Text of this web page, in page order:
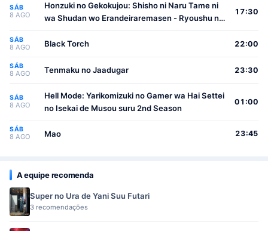
SÁB
8 AGO
Honzuki no Gekokujou: Shisho ni Naru Tame ni
wa Shudan wo Erandeiraremasen - Ryoushu no
17:30
SÁB
8 AGO Black Torch 22:00
SÁB
8 AGO Tenmaku no Jaadugar 23:30
SÁB
8 AGO
Hell Mode: Yarikomizuki no Gamer wa Hai Settei
no Isekai de Musou suru 2nd Season
01:00
SÁB
8 AGO Mao 23:45
A equipe recomenda
Super no Ura de Yani Suu Futari
3 recomendações